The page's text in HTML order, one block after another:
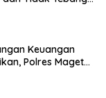
Keuangan
Polres Magetan